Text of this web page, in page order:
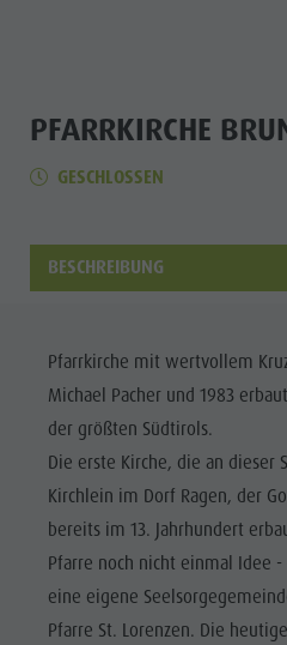
MUSEEN
ORTE &
UMGEBUNG
Museen
Orte & Umgebung
Alle Events
Wellness
Familie & Kinder
Info A-Z
Wochenprogramm
Themenwege
Klettern
Paragleiten
Ballonfahren
Rafting & Canyoning
Reiten
Tennis
Schwimmen
Urlaub buchen
Mobilität vor Ort
Webcams
Wetter
Kontakt
Newsletter
Katalogservice
Ortstaxe
Urlaub mit Hund
Bruneck Stadt
Stadtführungen
Must-sees
Trainingslager
PFARRKIRCHE
GESCHLOSSEN
BESCHREIBUNG
Pfarrkirche mit wertvollem
Michael Pacher und 1983
der größten Südtirols.
Die erste Kirche, die an dieser
Kirchlein im Dorf Ragen, der
bereits im 13. Jahrhundert
Pfarre noch nicht einmal Idee
eine eigene
Pfarre St. Lorenzen. Die